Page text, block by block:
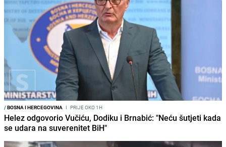
/BOSNA I HERCEGOVINA I PRIJE OKO 1H
Helez odgovorio Vučiću, Dodiku i Brnabić: "Neću šutjeti kada
se udara na suverenitet BiH"